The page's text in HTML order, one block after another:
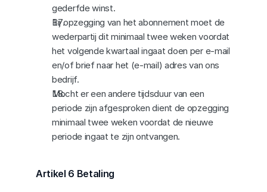
gederfde winst.
Bij opzegging van het abonnement moet de
wederpartij dit minimaal twee weken voordat
het volgende kwartaal ingaat doen per e-mail
en/of brief naar het (e-mail) adres van ons
bedrijf.
Mocht er een andere tijdsduur van een
periode zijn afgesproken dient de opzegging
minimaal twee weken voordat de nieuwe
periode ingaat te zijn ontvangen.
Artikel 6 Betaling